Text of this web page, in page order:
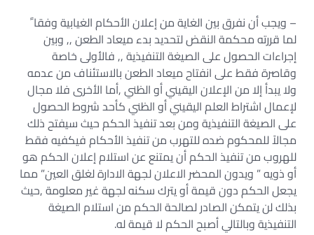
– ويجب أن نفرق بين الغاية من إعلان الأحكام الغيابية وفقا ً
لما قررته محكمة النقض لتحديد بدء ميعاد الطعن ,, وبين
إجراءات الحصول على الصيغة التنفيذية ,, فالأولى خاصة
وقاصرة فقط على انفتاح ميعاد الطعن بالاستئناف من عدمه
ولا يبدأ إلا من الإعلان اليقيني أو الظني ,أما الأخرى فلا مجال
لإعمال اشتراط العلم اليقيني أو الظني كأحد شروط الحصول
على الصيغة التنفيذية ومن بعد تنفيذ الحكم حيث سيفتح ذلك
مجالاً للمحكوم ضده للتهرب من تنفيذ الأحكام فيكفيه فقط
للهروب من تنفيذ الحكم أن يمتنع عن استلام إعلان الحكم هو
أو ذويه ” ويدون المحضر الاعلان لجهة الادارة لغلق العين” مما
يجعل الحكم دون قيمة أو يترك سكنه لجهة غير معلومة ,حيث
بذلك لن يتمكن الصادر لصالحة الحكم من استلام الصيغة
التنفيذية وبالتالي أصبح الحكم لا قيمة له.